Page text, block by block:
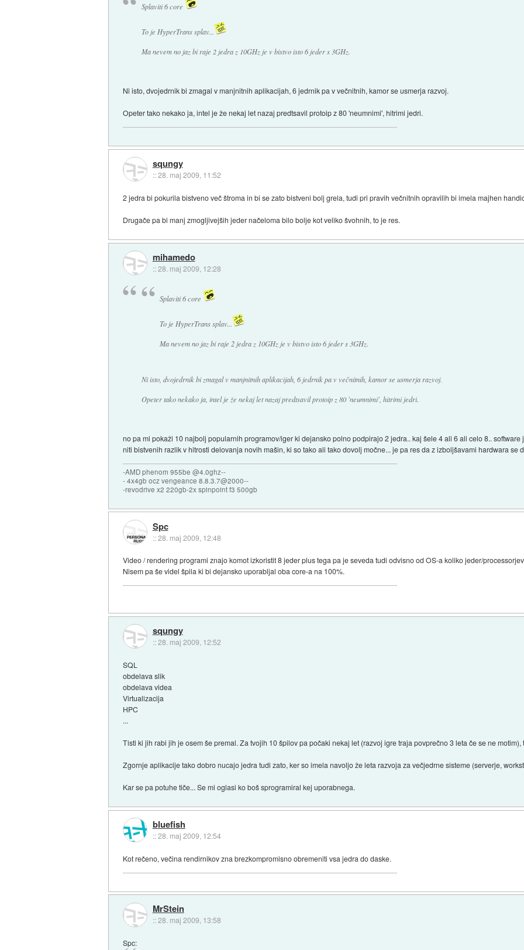
Splaviti 6 core
To je HyperTrans splav...
Ma nevem no jaz bi raje 2 jedra z 10GHz je v bistvo isto 6 jeder s 3GHz.
Ni isto, dvojedrnik bi zmagal v manjnitnih aplikacijah, 6 jedrnik pa v večnitnih, kamor se usmerja razvoj.
Opeter tako nekako ja, intel je že nekaj let nazaj predtsavil protoip z 80 'neumnimi', hitrimi jedri.
squngy
::28. maj 2009, 11:52
2 jedra bi pokurila bistveno več štroma in bi se zato bistveni bolj grela, tudi pri pravih večnitnih opravilih bi imela majhen
Drugače pa bi manj zmogljivejših jeder načeloma bilo bolje kot veliko švohnih, to je res.
mihamedo
::28. maj 2009, 12:28
Splaviti 6 core
To je HyperTrans splav...
Ma nevem no jaz bi raje 2 jedra z 10GHz je v bistvo isto 6 jeder s 3GHz.
Ni isto, dvojedrnik bi zmagal v manjnitnih aplikacijah, 6 jedrnik pa v večnitnih, kamor se usmerja razvoj.
Opeter tako nekako ja, intel je že nekaj let nazaj predtsavil protoip z 80 'neumnimi', hitrimi jedri.
no pa mi pokaži 10 najbolj popularnih programov/iger ki dejansko polno podpirajo 2 jedra.. kaj šele 4 ali 6 ali celo 8.. software
niti bistvenih razlik v hitrosti delovanja novih mašin, ki so tako ali tako dovolj močne... je pa res da z izboljšavami hardwara se
-AMD phenom 955be @4.0ghz--
- 4x4gb ocz vengeance 8.8.3.7@2000--
-revodrive x2 220gb-2x spinpoint f3 500gb
Spc
::28. maj 2009, 12:48
Video / rendering programi znajo komot izkoristit 8 jeder plus tega pa je seveda tudi odvisno od OS-a koliko jeder/
Nisem pa še videl špila ki bi dejansko uporabljal oba core-a na 100%.
squngy
::28. maj 2009, 12:52
SQL
obdelava slik
obdelava videa
Virtualizacija
HPC
...
Tisti ki jih rabi jih je osem še premal. Za tvojih 10 špilov pa počaki nekaj let (razvoj igre traja povprečno 3 leta če se ne
Zgornje aplikacije tako dobro nucajo jedra tudi zato, ker so imela navoljo že leta razvoja za večjedrne sisteme (serverje,
Kar se pa potuhe tiče... Se mi oglasi ko boš sprogramiral kej uporabnega.
bluefish
::28. maj 2009, 12:54
Kot rečeno, večina rendirnikov zna brezkompromisno obremeniti vsa jedra do daske.
MrStein
::28. maj 2009, 13:58
Spc: